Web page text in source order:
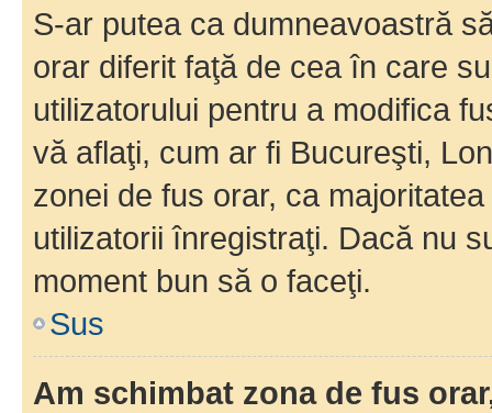
S-ar putea ca dumneavoastră
orar diferit faţă de cea în care
utilizatorului pentru a modifica
vă aflaţi, cum ar fi Bucureşti,
zonei de fus orar, ca
utilizatorii înregistraţi. Dacă nu
moment bun să o faceţi.
Sus
Am schimbat zona de fus